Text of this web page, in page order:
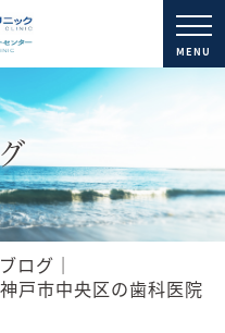
MENU
ログ｜
戸市中央区の歯科医院